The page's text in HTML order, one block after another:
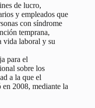
de lucro,
y empleados que
con síndrome
temprana,
vida laboral y su
para el
sobre los
a la que el
2008, mediante la